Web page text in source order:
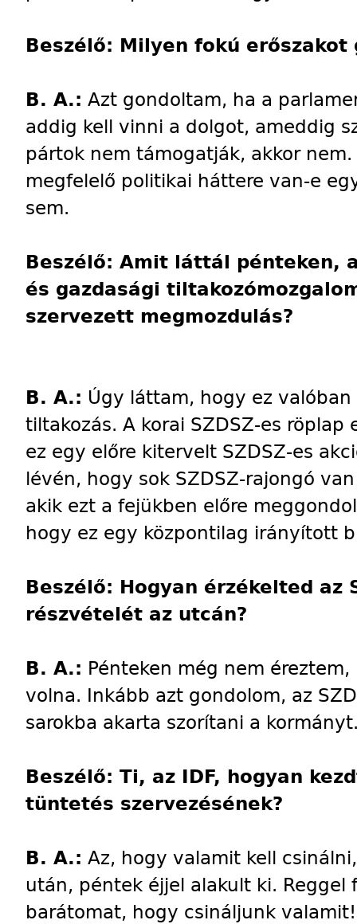
Beszélő: Milyen fokú
B. A.: Azt gondoltam, ha a
addig kell vinni a dolgot, ameddig
pártok nem támogatják, akkor
megfelelő politikai háttere van-e
sem.
Beszélő: Amit láttál pénteken,
és gazdasági
szervezett megmozdulás?
B. A.: Úgy láttam, hogy ez
tiltakozás. A korai SZDSZ-es
ez egy előre kitervelt SZDSZ-es
lévén, hogy sok SZDSZ-rajongó
akik ezt a fejükben előre
hogy ez egy központilag irányított
Beszélő: Hogyan érzékelted az
részvételét az utcán?
B. A.: Pénteken még nem
volna. Inkább azt gondolom, az
sarokba akarta szorítani a
Beszélő: Ti, az IDF, hogyan
tüntetés szervezésének?
B. A.: Az, hogy valamit kell
után, péntek éjjel alakult ki. Reggel
barátomat, hogy csináljunk